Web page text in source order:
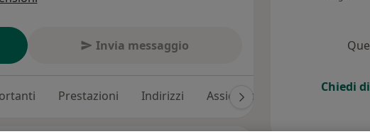
Invia messaggio
Prestazioni Indirizzi Assicurazioni Recensioni
Chiedi